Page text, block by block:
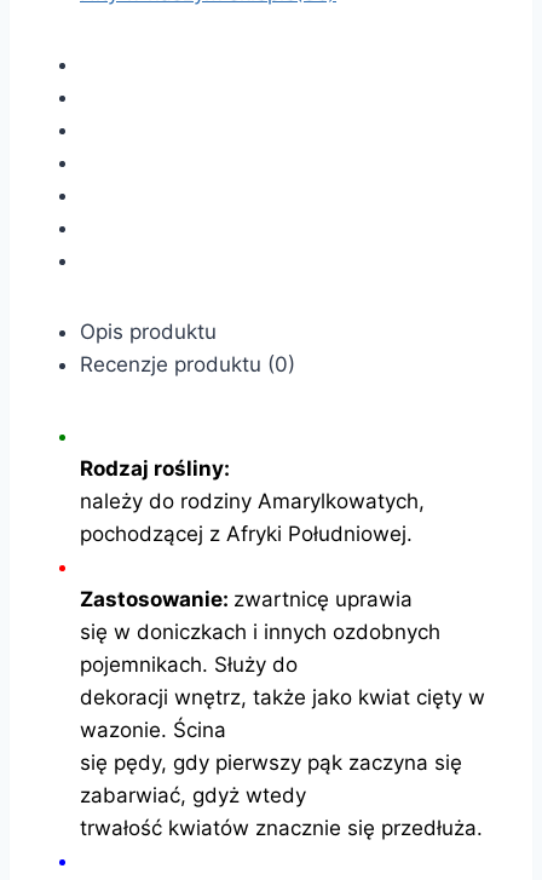
Opis produktu
Recenzje produktu (0)
Rodzaj rośliny:
należy do rodziny Amarylkowatych,
pochodzącej z Afryki Południowej.
Zastosowanie: zwartnicę uprawia
się w doniczkach i innych ozdobnych
pojemnikach. Służy do
dekoracji wnętrz, także jako kwiat cięty w
wazonie. Ścina
się pędy, gdy pierwszy pąk zaczyna się
zabarwiać, gdyż wtedy
trwałość kwiatów znacznie się przedłuża.